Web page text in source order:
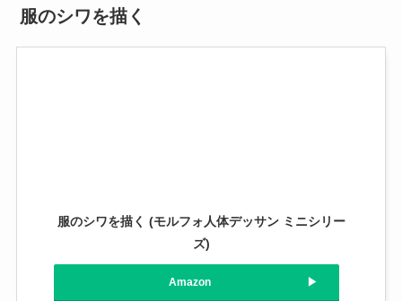
服のシワを描く
服のシワを描く (モルフォ人体デッサン ミニシリー
ズ)
Amazon